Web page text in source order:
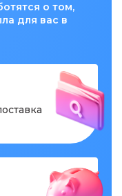
о том,
для вас в